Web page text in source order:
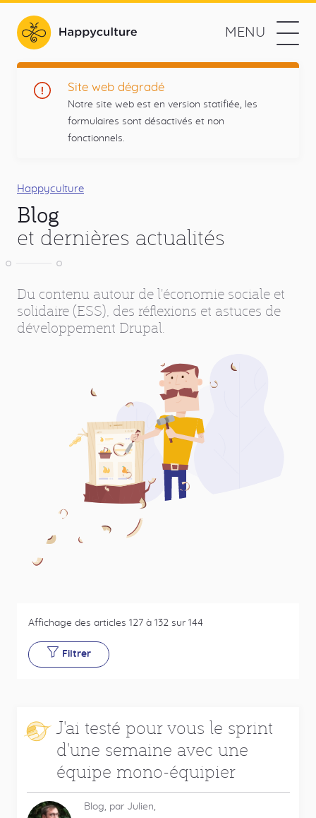
contenu
web
MENU
Navigation
principal
Méthodologie
Réseaux
sociaux
Twitter Github
Blog
Liens
secondaires
CONTACT NOS VALEURS RECRUTEMENT
CONFIDENTIALITÉ
Site web dégradé
Notre site web est en version statifiée, les
formulaires sont désactivés et non
fonctionnels.
Fil
d'Ariane
Happyculture
Blog
et dernières actualités
Du contenu autour de l'économie sociale et
solidaire (ESS), des réflexions et astuces de
développement Drupal.
Affichage des articles 127 à 132 sur 144
Filtrer
J'ai testé pour vous le sprint
d'une semaine avec une
équipe mono-équipier
Blog, par Julien,